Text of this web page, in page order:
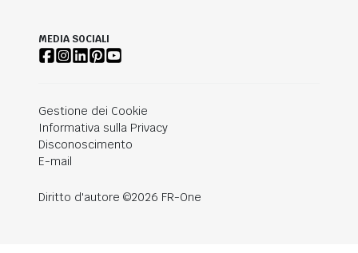
MEDIA SOCIALI
Gestione dei Cookie
Informativa sulla Privacy
Disconoscimento
E-mail
Diritto d'autore ©2026 FR-One